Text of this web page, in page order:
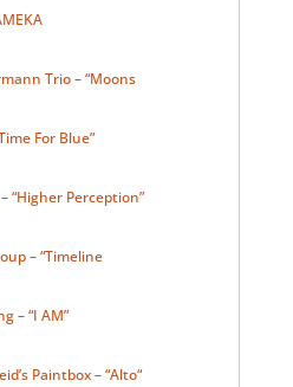
Trio – “Moons
For Blue”
“Higher Perception”
– “Timeline
– “I AM”
Paintbox – “Alto“